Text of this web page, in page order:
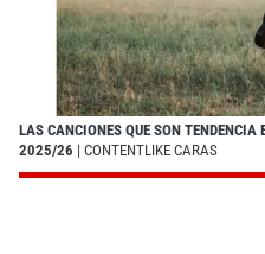
LAS CANCIONES QUE SON
2025/26 | CONTENTLIKE CARAS